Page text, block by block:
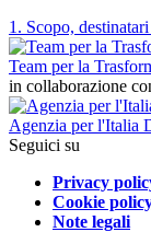
1. Scopo,
Team per la
in collaborazione
Agenzia per l'Italia
Seguici su
Privacy
Cookie
Note legali